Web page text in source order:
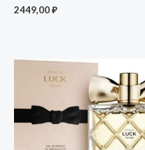
2449,00₽